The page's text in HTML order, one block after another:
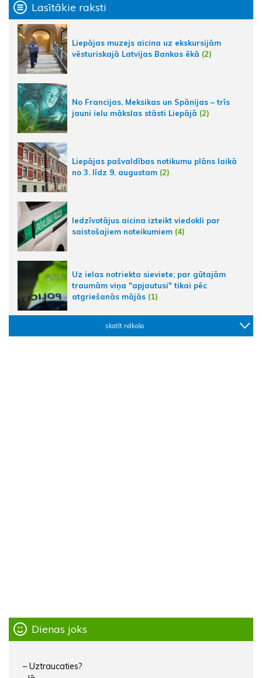
Lasītākie raksti
Liepājas muzejs aicina uz ekskursijām
vēsturiskajā Latvijas Bankas ēkā (2)
No Francijas, Meksikas un Spānijas – trīs
jauni ielu mākslas stāsti Liepājā (2)
Liepājas pašvaldības notikumu plāns laikā
no 3. līdz 9. augustam (2)
Iedzīvotājus aicina izteikt viedokli par
saistošajiem noteikumiem (4)
Uz ielas notriekta sieviete; par gūtajām
traumām viņa "apjautusi" tikai pēc
atgriešanās mājās (1)
skatīt nākošo
Dienas joks
– Uztraucaties?